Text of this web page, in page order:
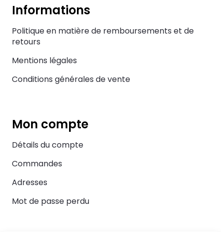
Informations
Politique en matière de remboursements et de
retours
Mentions légales
Conditions générales de vente
Mon compte
Détails du compte
Commandes
Adresses
Mot de passe perdu